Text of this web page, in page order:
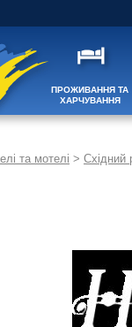
ПРОЖИВАННЯ ТА
ХАРЧУВАННЯ
та мотелі > Східний